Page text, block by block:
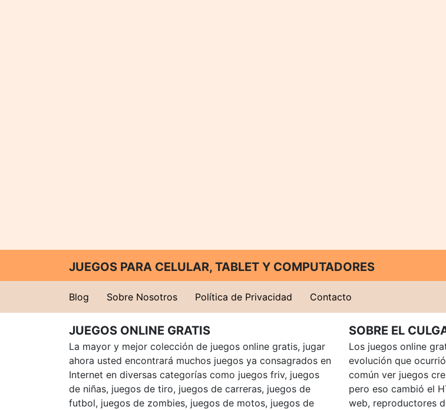
JUEGOS PARA CELULAR, TABLET Y COMPUTADORES
Blog Sobre Nosotros Política de Privacidad Contacto
JUEGOS ONLINE GRATIS
La mayor y mejor colección de juegos online gratis, jugar
ahora usted encontrará muchos juegos ya consagrados en
Internet en diversas categorías como juegos friv, juegos
de niñas, juegos de tiro, juegos de carreras, juegos de
futbol, juegos de zombies, juegos de motos, juegos de
SOBRE EL
Los juegos online
evolución que
común ver juegos
pero eso cambió el
web, reproductores